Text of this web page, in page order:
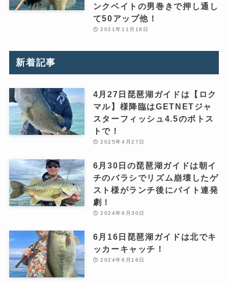
ンクベイトの男巻きで押し通し
て50アップ他！
2021年11月18日
新着記事
4月27日琵琶湖ガイドは【ロク
マル】様降臨はGETNETジャ
スターフィッシュ4.5のボトス
トで！
2025年4月27日
6月30日の琵琶湖ガイドは朝イ
チのバラシでリズム崩壊したゲ
スト様がランチ後にバイト連発
劇！
2024年6月30日
6月16日琵琶湖ガイドは北でキ
ッカーキャッチ！
2024年6月16日